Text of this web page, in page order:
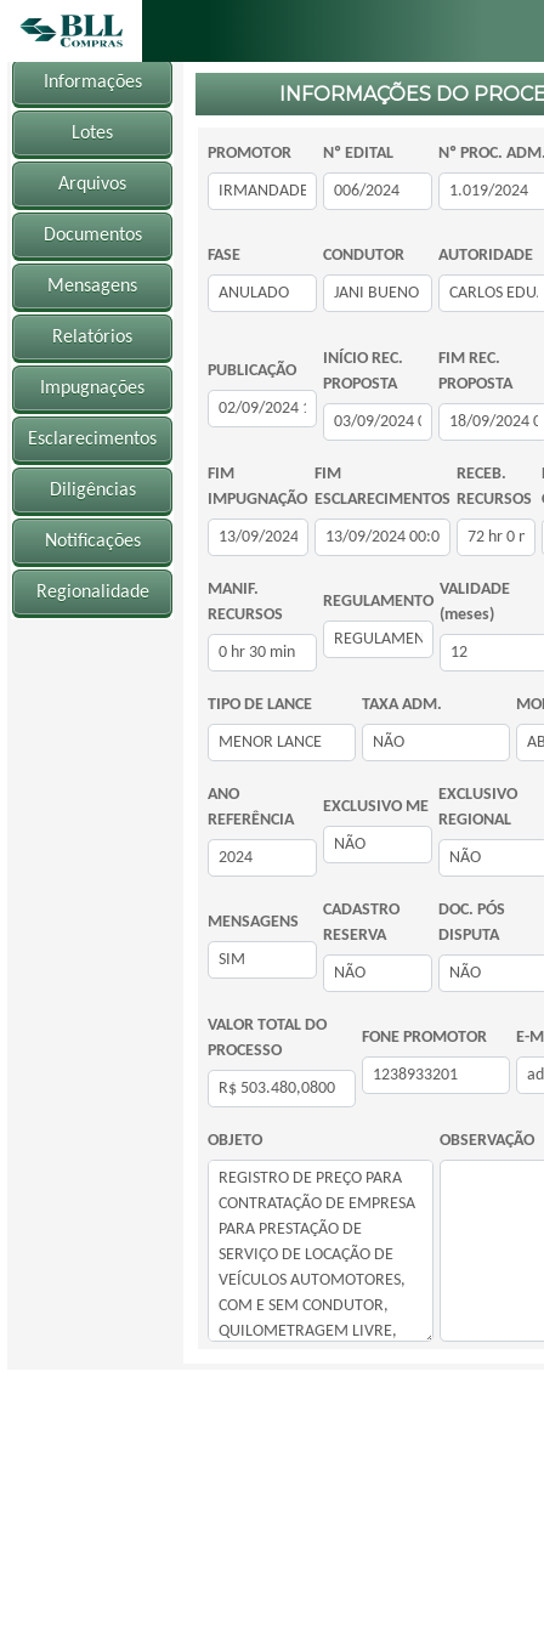
Informações
Lotes
Arquivos
Documentos
Mensagens
Relatórios
Impugnações
Esclarecimentos
Diligências
Notificações
Regionalidade
INFORMAÇÕES DO
PROMOTOR Nº EDITAL Nº PROC.
FASE CONDUTOR AUTORIDADE
PUBLICAÇÃO
INÍCIO REC.
PROPOSTA
FIM REC.
PROPOSTA
FIM
IMPUGNAÇÃO
FIM
ESCLARECIMENTOS
RECEB.
RECURSOS
MANIF.
RECURSOS
REGULAMENTO
VALIDADE
(meses)
TIPO DE LANCE TAXA ADM.
ANO
REFERÊNCIA
EXCLUSIVO ME
EXCLUSIVO
REGIONAL
MENSAGENS
CADASTRO
RESERVA
DOC. PÓS
DISPUTA
VALOR TOTAL DO
PROCESSO
FONE PROMOTOR E-
OBJETO OBSERVAÇÃO